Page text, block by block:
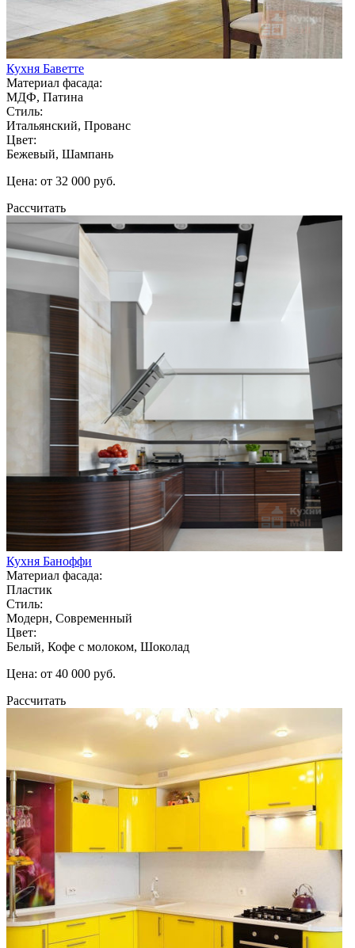
Кухня Баветте
Материал фасада:
МДФ, Патина
Стиль:
Итальянский, Прованс
Цвет:
Бежевый, Шампань
Цена: от 32 000 руб.
Рассчитать
Кухня Баноффи
Материал фасада:
Пластик
Стиль:
Модерн, Современный
Цвет:
Белый, Кофе с молоком, Шоколад
Цена: от 40 000 руб.
Рассчитать